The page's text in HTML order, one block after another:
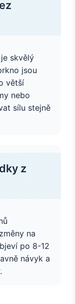
skvělý
jsou
větší
nebo
sílu stejně
z
na
po 8-12
návyk a